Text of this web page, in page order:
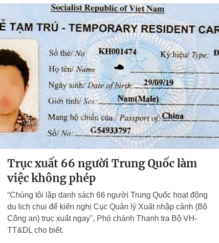
Trục xuất 66 người Trung Quốc làm
việc không phép
“Chúng tôi lập danh sách 66 người Trung Quốc hoạt động
du lịch chui để kiến nghị Cục Quản lý Xuất nhập cảnh (Bộ
Công an) trục xuất ngay", Phó chánh Thanh tra Bộ VH-
TT&DL cho biết.